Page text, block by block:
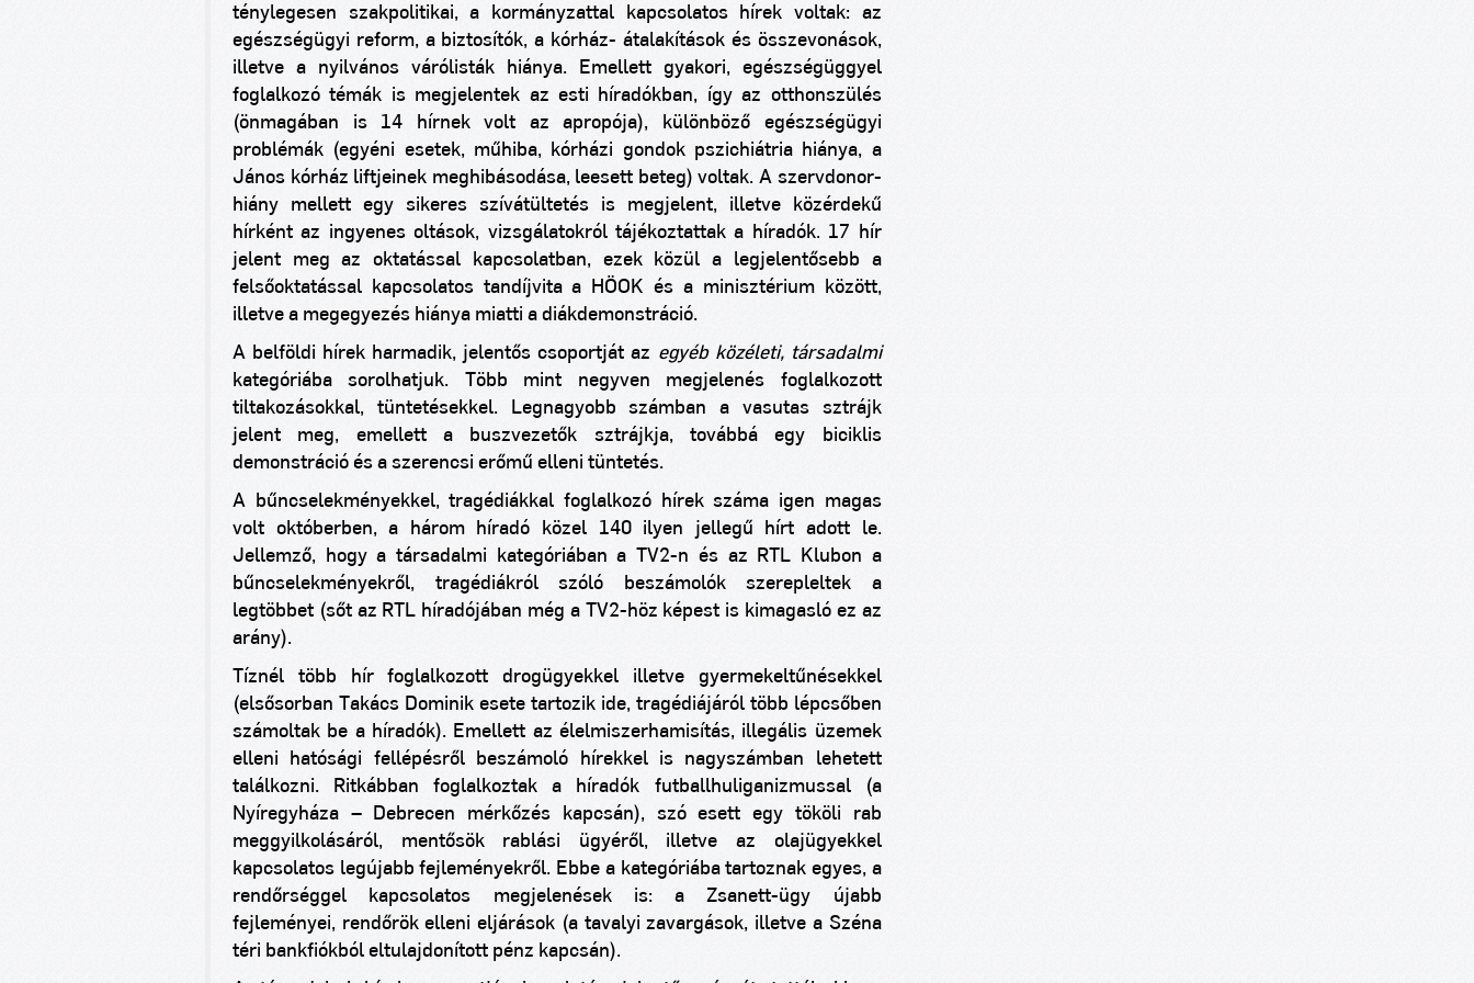
ténylegesen szakpolitikai, a kormányzattal kapcsolatos hírek voltak: az
egészségügyi reform, a biztosítók, a kórház- átalakítások és összevonások,
illetve a nyilvános várólisták hiánya. Emellett gyakori, egészségüggyel
foglalkozó témák is megjelentek az esti híradókban, így az otthonszülés
(önmagában is 14 hírnek volt az apropója), különböző egészségügyi
problémák (egyéni esetek, műhiba, kórházi gondok pszichiátria hiánya, a
János kórház liftjeinek meghibásodása, leesett beteg) voltak. A szervdonor-
hiány mellett egy sikeres szívátültetés is megjelent, illetve közérdekű
hírként az ingyenes oltások, vizsgálatokról tájékoztattak a híradók. 17 hír
jelent meg az oktatással kapcsolatban, ezek közül a legjelentősebb a
felsőoktatással kapcsolatos tandíjvita a HÖOK és a minisztérium között,
illetve a megegyezés hiánya miatti a diákdemonstráció.
A belföldi hírek harmadik, jelentős csoportját az egyéb közéleti, társadalmi
kategóriába sorolhatjuk. Több mint negyven megjelenés foglalkozott
tiltakozásokkal, tüntetésekkel. Legnagyobb számban a vasutas sztrájk
jelent meg, emellett a buszvezetők sztrájkja, továbbá egy biciklis
demonstráció és a szerencsi erőmű elleni tüntetés.
A bűncselekményekkel, tragédiákkal foglalkozó hírek száma igen magas
volt októberben, a három híradó közel 140 ilyen jellegű hírt adott le.
Jellemző, hogy a társadalmi kategóriában a TV2-n és az RTL Klubon a
bűncselekményekről, tragédiákról szóló beszámolók szerepleltek a
legtöbbet (sőt az RTL híradójában még a TV2-höz képest is kimagasló ez az
arány).
Tíznél több hír foglalkozott drogügyekkel illetve gyermekeltűnésekkel
(elsősorban Takács Dominik esete tartozik ide, tragédiájáról több lépcsőben
számoltak be a híradók). Emellett az élelmiszerhamisítás, illegális üzemek
elleni hatósági fellépésről beszámoló hírekkel is nagyszámban lehetett
találkozni. Ritkábban foglalkoztak a híradók futballhuliganizmussal (a
Nyíregyháza – Debrecen mérkőzés kapcsán), szó esett egy tököli rab
meggyilkolásáról, mentősök rablási ügyéről, illetve az olajügyekkel
kapcsolatos legújabb fejleményekről. Ebbe a kategóriába tartoznak egyes, a
rendőrséggel kapcsolatos megjelenések is: a Zsanett-ügy újabb
fejleményei, rendőrök elleni eljárások (a tavalyi zavargások, illetve a Széna
téri bankfiókból eltulajdonított pénz kapcsán).